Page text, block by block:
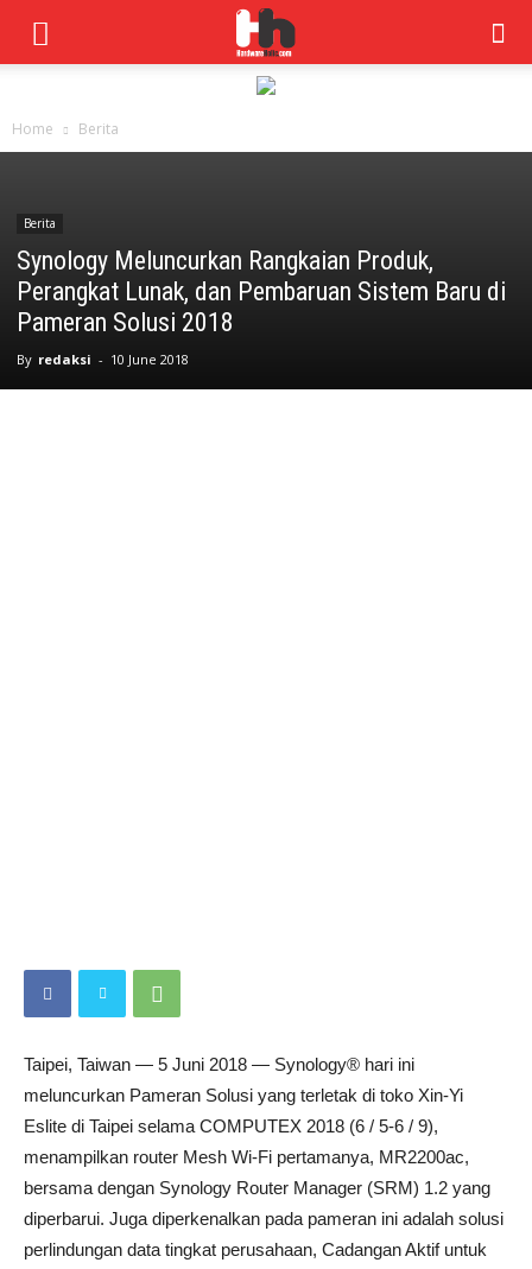
Home Berita
Berita
Synology Meluncurkan Rangkaian Produk,
Perangkat Lunak, dan Pembaruan Sistem Baru di
Pameran Solusi 2018
By redaksi - 10 June 2018
Taipei, Taiwan — 5 Juni 2018 — Synology® hari ini
meluncurkan Pameran Solusi yang terletak di toko Xin-Yi
Eslite di Taipei selama COMPUTEX 2018 (6 / 5-6 / 9),
menampilkan router Mesh Wi-Fi pertamanya, MR2200ac,
bersama dengan Synology Router Manager (SRM) 1.2 yang
diperbarui. Juga diperkenalkan pada pameran ini adalah solusi
perlindungan data tingkat perusahaan, Cadangan Aktif untuk